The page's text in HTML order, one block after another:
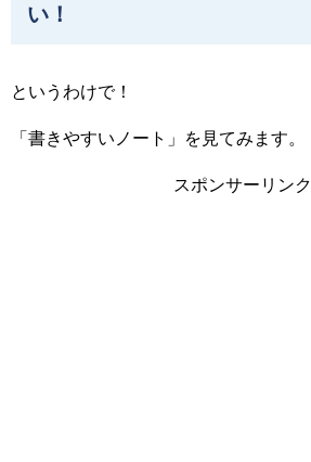
い！
というわけで！
「書きやすいノート」を見てみます。
スポンサーリンク